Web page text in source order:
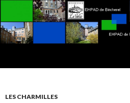
LES CHARMILLES